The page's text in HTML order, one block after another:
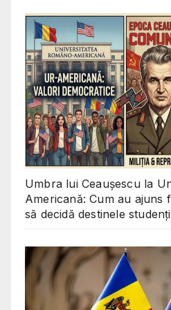
Umbra lui Ceaușescu la
Americană: Cum au ajuns
să decidă destinele